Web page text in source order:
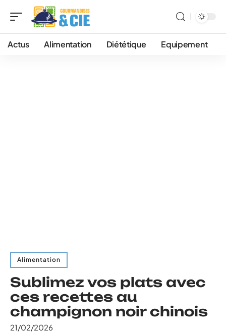
Actus Alimentation Diététique Equipement
Alimentation
Sublimez vos plats avec
ces recettes au
champignon noir chinois
21/02/2026